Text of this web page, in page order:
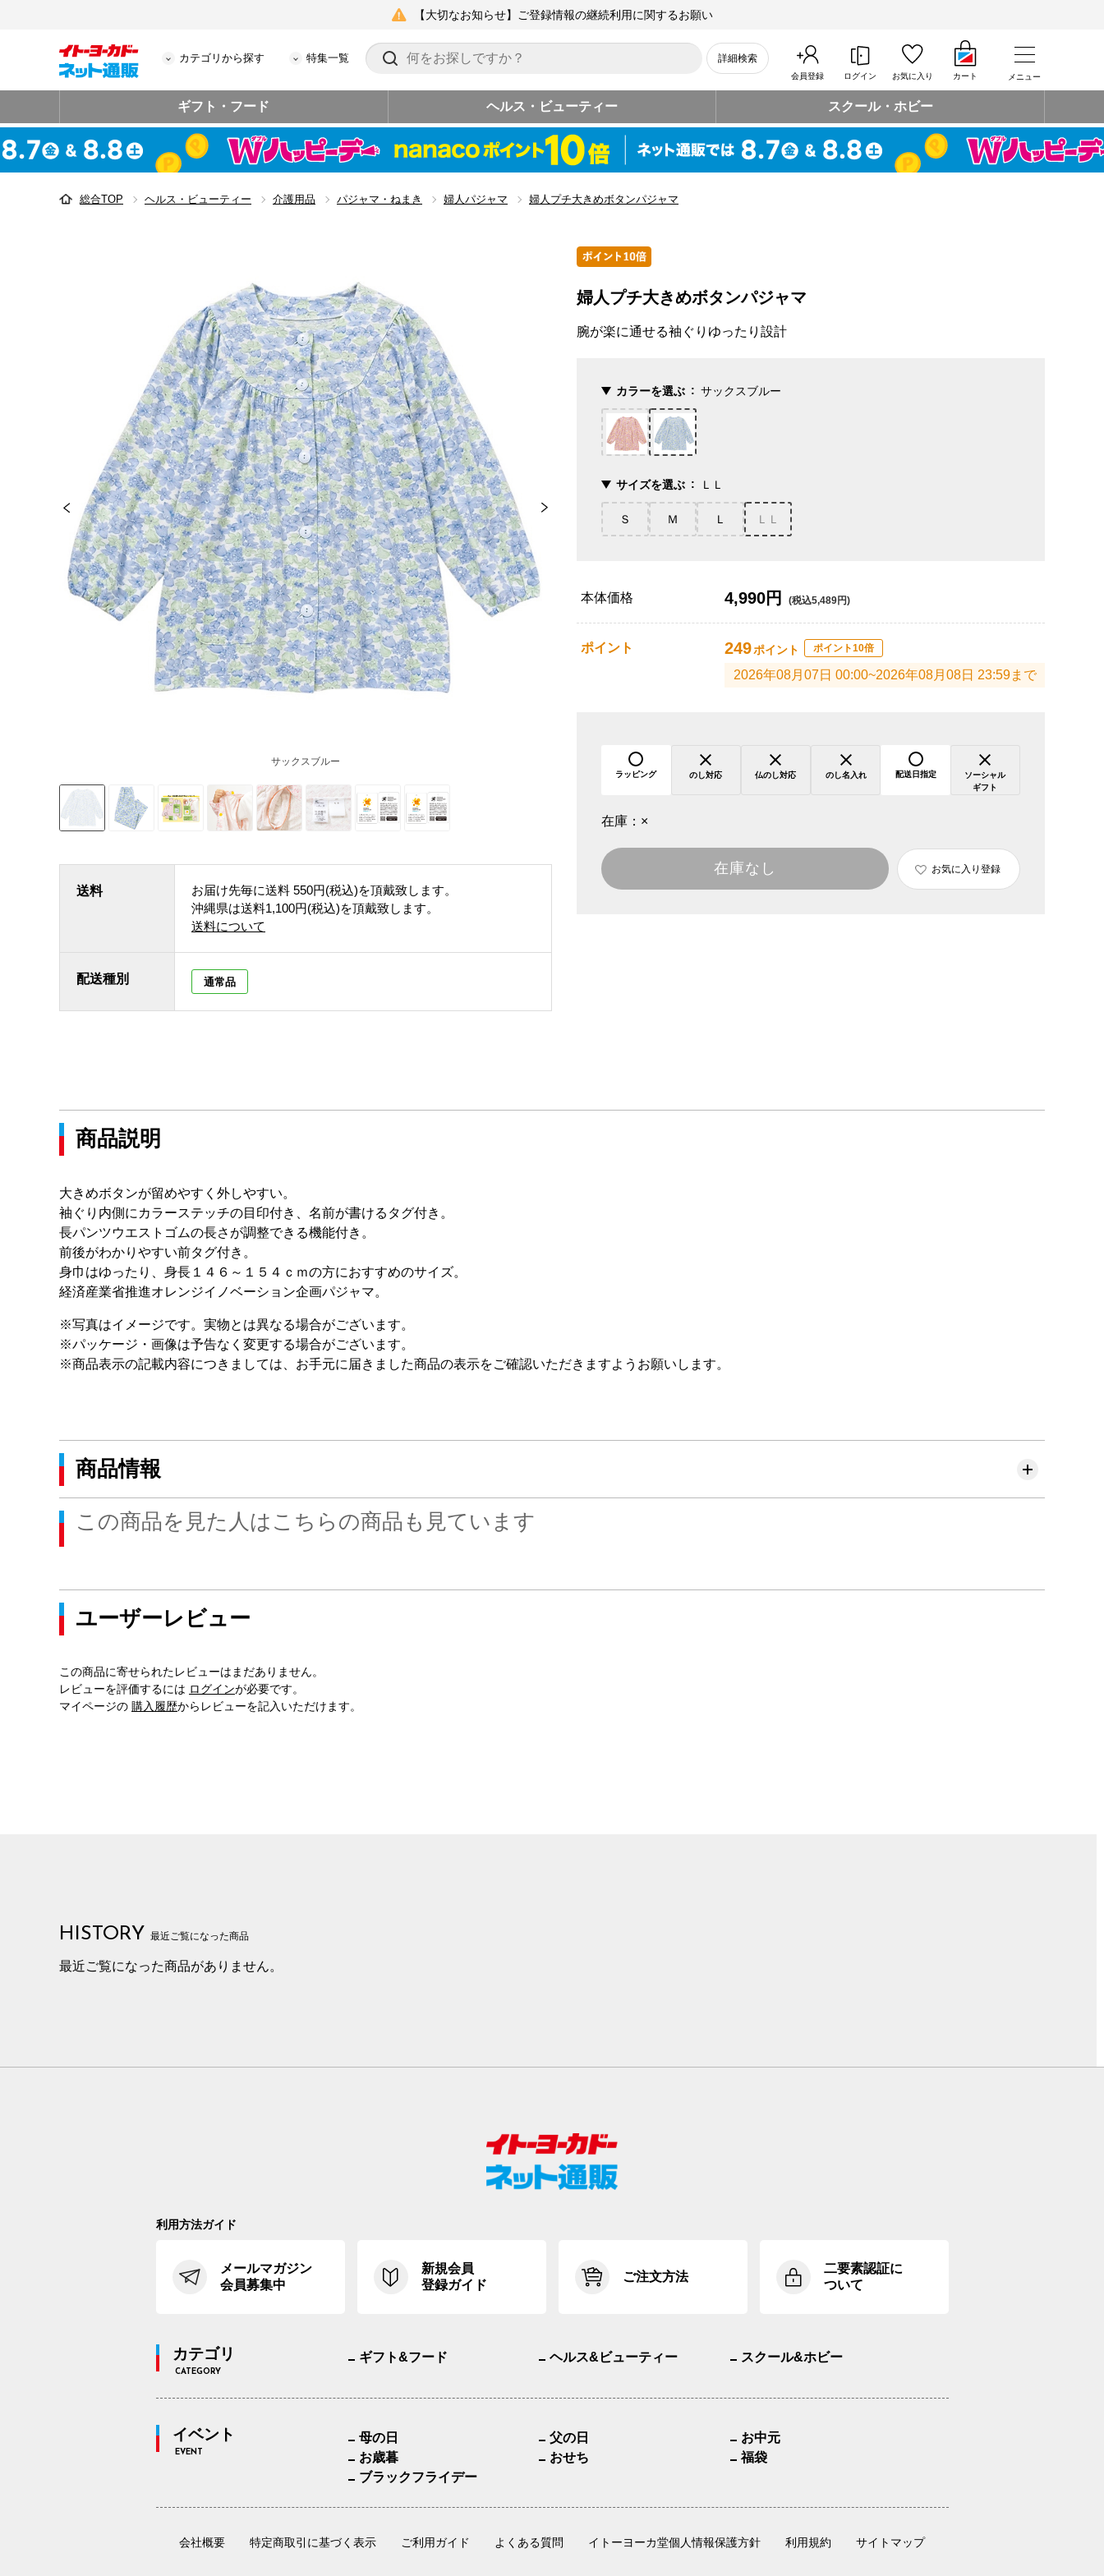
【大切なお知らせ】ご登録情報の継続利用に関するお願い
カテゴリから探す 特集一覧 詳細検索
会員登録 ログイン お気に入り カート メニュー
ギフト・フード ヘルス・ビューティー スクール・ホビー
総合TOP ヘルス・ビューティー 介護用品 パジャマ・ねまき 婦人パジャマ 婦人プチ大きめボタンパジャマ
サックスブルー
送料 お届け先毎に送料 550円(税込)を頂戴致します。
沖縄県は送料1,100円(税込)を頂戴致します。
送料について
配送種別 通常品
婦人プチ大きめボタンパジャマ
腕が楽に通せる袖ぐりゆったり設計
カラーを選ぶ サックスブルー
サイズを選ぶ ＬＬ
Ｓ Ｍ Ｌ ＬＬ
本体価格 4,990円 (税込5,489円)
ポイント 249ポイント ポイント10倍
2026年08月07日 00:00~2026年08月08日 23:59まで
ラッピング のし対応 仏のし対応 のし名入れ 配送日指定
ソーシャル
ギフト
在庫： ×
在庫なし お気に入り登録
商品説明
大きめボタンが留めやすく外しやすい。
袖ぐり内側にカラーステッチの目印付き、名前が書けるタグ付き。
長パンツウエストゴムの長さが調整できる機能付き。
前後がわかりやすい前タグ付き。
身巾はゆったり、身長１４６～１５４ｃｍの方におすすめのサイズ。
経済産業省推進オレンジイノベーション企画パジャマ。
※写真はイメージです。実物とは異なる場合がございます。
※パッケージ・画像は予告なく変更する場合がございます。
※商品表示の記載内容につきましては、お手元に届きました商品の表示をご確認いただきますようお願いします。
商品情報
この商品を見た人はこちらの商品も見ています
ユーザーレビュー
この商品に寄せられたレビューはまだありません。
レビューを評価するには ログインが必要です。
マイページの 購入履歴からレビューを記入いただけます。
HISTORY 最近ご覧になった商品
最近ご覧になった商品がありません。
利用方法ガイド
メールマガジン
会員募集中
新規会員
登録ガイド
ご注文方法
二要素認証に
ついて
カテゴリ
CATEGORY
ギフト&フード ヘルス&ビューティー スクール&ホビー
イベント
EVENT
母の日 父の日
お中元
お歳暮
おせち
福袋
ブラックフライデー
会社概要 特定商取引に基づく表示 ご利用ガイド よくある質問 イトーヨーカ堂個人情報保護方針 利用規約 サイトマップ